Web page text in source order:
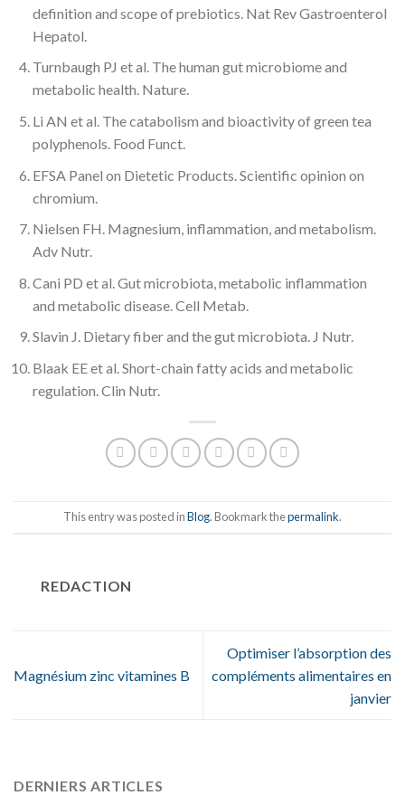
definition and scope of prebiotics. Nat Rev Gastroenterol
Hepatol.
Turnbaugh PJ et al. The human gut microbiome and
metabolic health. Nature.
Li AN et al. The catabolism and bioactivity of green tea
polyphenols. Food Funct.
EFSA Panel on Dietetic Products. Scientific opinion on
chromium.
Nielsen FH. Magnesium, inflammation, and metabolism.
Adv Nutr.
Cani PD et al. Gut microbiota, metabolic inflammation
and metabolic disease. Cell Metab.
Slavin J. Dietary fiber and the gut microbiota. J Nutr.
Blaak EE et al. Short-chain fatty acids and metabolic
regulation. Clin Nutr.
This entry was posted inBlog. Bookmark thepermalink.
REDACTION
Magnésium zinc vitamines B
Optimiser l’absorption des
compléments alimentaires en
janvier
DERNIERS ARTICLES